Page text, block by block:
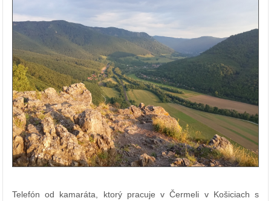
Telefón od kamaráta, ktorý pracuje v Čermeli v Košiciach s